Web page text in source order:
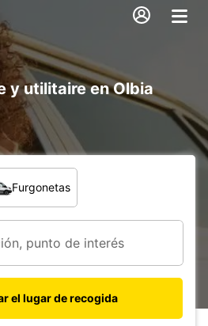
y utilitaire en Olbia
Furgonetas
el lugar de recogida